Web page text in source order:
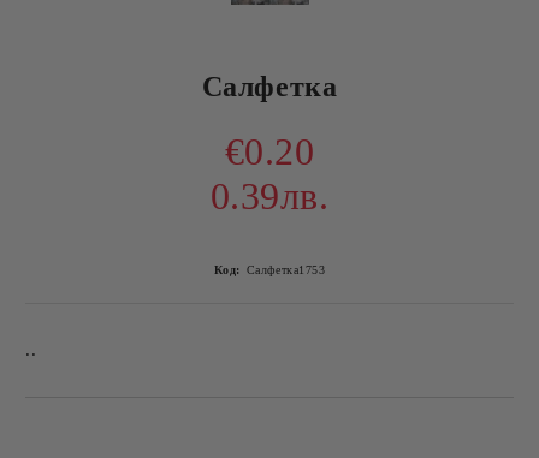
Салфетка
€0.20
0.39лв.
Код: Салфетка1753
..